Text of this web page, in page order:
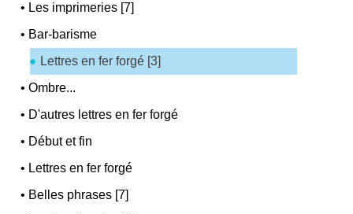
• Les imprimeries [7]
• Bar-barisme
Lettres en fer forgé [3]
•Ombre...
• D'autres lettres en fer forgé
• Début et fin
• Lettres en fer forgé
• Belles phrases [7]